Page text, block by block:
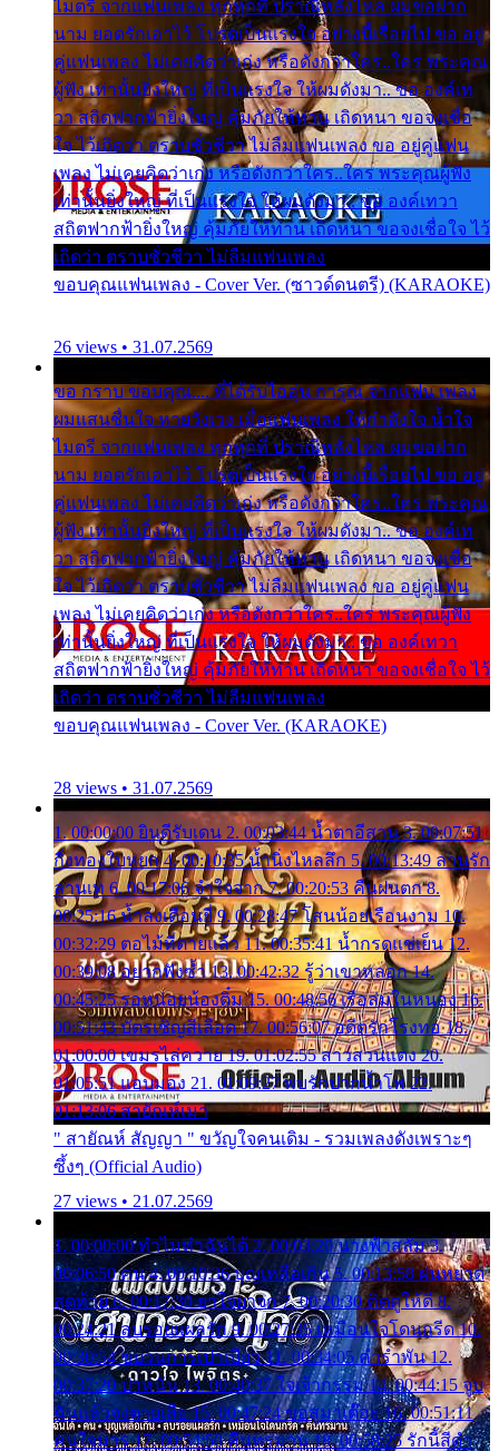
ไมตรี จากแฟนเพลง ทุกทุกที่ ปราณีหลั่งไหล ผมขอฝาก
นาม ยอดรักเอาไว้ โปรดเป็นแรงใจ อย่างนี้เรื่อยไป ขอ อยู่
คู่แฟนเพลง ไม่เคยคิดว่าเก่ง หรือดังกว่าใคร..ใคร พระคุณ
ผู้ฟัง เท่านั้นยิ่งใหญ่ ที่เป็นแรงใจ ให้ผมดังมา.. ขอ องค์เท
วา สถิตฟากฟ้ายิ่งใหญ่ คุ้มภัยให้ท่าน เถิดหนา ขอจงเชื่อ
ใจ ไว้เถิดว่า ตราบชั่วชีวา ไม่ลืมแฟนเพลง ขอ อยู่คู่แฟน
เพลง ไม่เคยคิดว่าเก่ง หรือดังกว่าใคร..ใคร พระคุณผู้ฟัง
เท่านั้นยิ่งใหญ่ ที่เป็นแรงใจ ให้ผมดังมา.. ขอ องค์เทวา
สถิตฟากฟ้ายิ่งใหญ่ คุ้มภัยให้ท่าน เถิดหนา ขอจงเชื่อใจ ไว้
เถิดว่า ตราบชั่วชีวา ไม่ลืมแฟนเพลง
ขอบคุณแฟนเพลง - Cover Ver. (ซาวด์ดนตรี) (KARAOKE)
26 views • 31.07.2569
ขอ กราบ ขอบคุณ.... ที่ได้รับไออุ่น การุณ จากแฟน เพลง
ผมแสนชื่นใจ หายวังเวง เมื่อแฟนเพลง ให้กำลังใจ น้ำใจ
ไมตรี จากแฟนเพลง ทุกทุกที่ ปราณีหลั่งไหล ผมขอฝาก
นาม ยอดรักเอาไว้ โปรดเป็นแรงใจ อย่างนี้เรื่อยไป ขอ อยู่
คู่แฟนเพลง ไม่เคยคิดว่าเก่ง หรือดังกว่าใคร..ใคร พระคุณ
ผู้ฟัง เท่านั้นยิ่งใหญ่ ที่เป็นแรงใจ ให้ผมดังมา.. ขอ องค์เท
วา สถิตฟากฟ้ายิ่งใหญ่ คุ้มภัยให้ท่าน เถิดหนา ขอจงเชื่อ
ใจ ไว้เถิดว่า ตราบชั่วชีวา ไม่ลืมแฟนเพลง ขอ อยู่คู่แฟน
เพลง ไม่เคยคิดว่าเก่ง หรือดังกว่าใคร..ใคร พระคุณผู้ฟัง
เท่านั้นยิ่งใหญ่ ที่เป็นแรงใจ ให้ผมดังมา.. ขอ องค์เทวา
สถิตฟากฟ้ายิ่งใหญ่ คุ้มภัยให้ท่าน เถิดหนา ขอจงเชื่อใจ ไว้
เถิดว่า ตราบชั่วชีวา ไม่ลืมแฟนเพลง
ขอบคุณแฟนเพลง - Cover Ver. (KARAOKE)
28 views • 31.07.2569
1. 00:00:00 ยินดีรับเดน 2. 00:03:44 น้ำตาอีสาน 3. 00:07:51
กิ่งทองใบหยก 4. 00:10:35 น้ำนิ่งไหลลึก 5. 00:13:49 ลานรัก
ลานเท 6. 00:17:06 จำใจจาก 7. 00:20:53 คืนฝนตก 8.
00:25:16 น้ำลงเดือนยี่ 9. 00:28:47 โสนน้อยเรือนงาม 10.
00:32:29 ตอไม้ที่ตายแล้ว 11. 00:35:41 น้ำกรดแช่เย็น 12.
00:39:08 อยากฟังซ้ำ 13. 00:42:32 รู้ว่าเขาหลอก 14.
00:45:25 รอหน่อยน้องติ๋ม 15. 00:48:56 เรือล่มในหนอง 16.
00:51:43 บัตรเชิญสีเลือด 17. 00:56:07 อดีตรักโรงทอ 18.
01:00:00 เขมรไล่ควาย 19. 01:02:55 สาวสวนแตง 20.
01:05:51 แอบมอง 21. 01:09:27 พบรักปากน้ำโพ 22.
01:13:06 สายัณห์เมา
" สายัณห์ สัญญา " ขวัญใจคนเดิม - รวมเพลงดังเพราะๆ
ซึ้งๆ (Official Audio)
27 views • 21.07.2569
1. 00:00:00 ทำไมทำฉันได้ 2. 00:03:20 นางฟ้าสลัม 3.
00:06:50 คน 4. 00:10:36 บุญเหลือเกิน 5. 00:13:58 ฝนหยาด
สุดท้าย 6. 00:17:30 ยาใจยาจก 7. 00:20:30 คิดดูให้ดี 8.
00:24:21 ลบรอยแผลรัก 9. 00:27:35 เหมือนใจโดนกรีด 10.
00:30:54 ขบวนการเปาเปียว 11. 00:34:05 คำรำพัน 12.
00:37:20 ปาหนัน 13. 00:40:37 ใจเจ้ากรรม 14. 00:44:15 จูบ
ฉันแล้วจงตายเสีย 15. 00:47:24 ขอสูมาเต๊อะ 16. 00:51:11
คนใจมาร 17. 00:54:50 คืนทรมาน 18. 00:58:25 รักนี้สีดำ